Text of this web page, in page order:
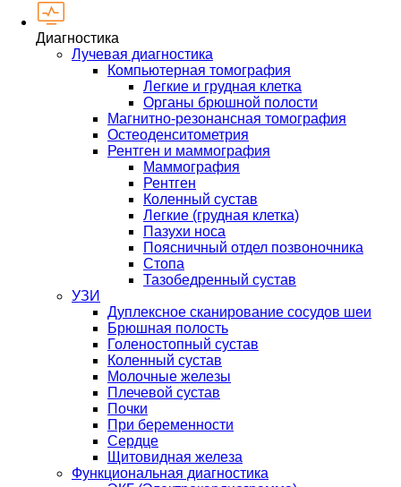
Диагностика
Лучевая диагностика
Компьютерная томография
Легкие и грудная клетка
Органы брюшной полости
Магнитно-резонансная томография
Остеоденситометрия
Рентген и маммография
Маммография
Рентген
Коленный сустав
Легкие (грудная клетка)
Пазухи носа
Поясничный отдел позвоночника
Стопа
Тазобедренный сустав
УЗИ
Дуплексное сканирование сосудов шеи
Брюшная полость
Голеностопный сустав
Коленный сустав
Молочные железы
Плечевой сустав
Почки
При беременности
Сердце
Щитовидная железа
Функциональная диагностика